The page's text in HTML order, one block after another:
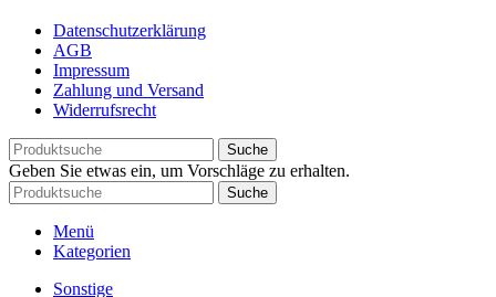
Datenschutzerklärung
AGB
Impressum
Zahlung und Versand
Widerrufsrecht
Suche
Geben Sie etwas ein, um Vorschläge zu erhalten.
Suche
Menü
Kategorien
Sonstige